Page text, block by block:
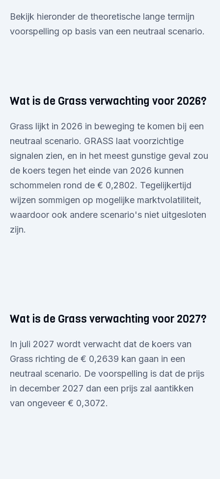
Bekijk hieronder de theoretische lange termijn
voorspelling op basis van een neutraal scenario.
Wat is de Grass verwachting voor 2026?
Grass lijkt in 2026 in beweging te komen bij een
neutraal scenario. GRASS laat voorzichtige
signalen zien, en in het meest gunstige geval zou
de koers tegen het einde van 2026 kunnen
schommelen rond de € 0,2802. Tegelijkertijd
wijzen sommigen op mogelijke marktvolatiliteit,
waardoor ook andere scenario's niet uitgesloten
zijn.
Wat is de Grass verwachting voor 2027?
In juli 2027 wordt verwacht dat de koers van
Grass richting de € 0,2639 kan gaan in een
neutraal scenario. De voorspelling is dat de prijs
in december 2027 dan een prijs zal aantikken
van ongeveer € 0,3072.